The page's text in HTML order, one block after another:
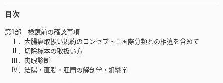
目次
第1部 検鏡前の確認事項
Ⅰ．大腸癌取扱い規約のコンセプト：国際分類との相違を含めて
Ⅱ．切除標本の取扱い方
Ⅲ．肉眼診断
Ⅳ．結腸・直腸・肛門の解剖学・組織学